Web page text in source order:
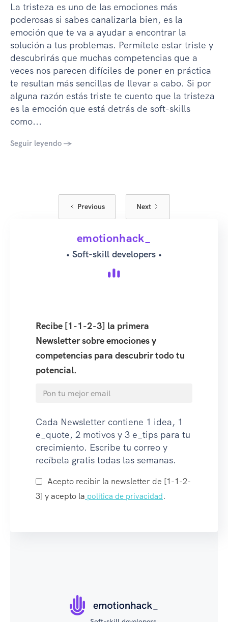
La tristeza es uno de las emociones más
poderosas si sabes canalizarla bien, es la
emoción que te va a ayudar a encontrar la
solución a tus problemas. Permítete estar triste y
descubrirás que muchas competencias que a
veces nos parecen difíciles de poner en práctica
te resultan más sencillas de llevar a cabo. Si por
alguna razón estás triste te cuento que la tristeza
es la emoción que está detrás de soft-skills
como...
Seguir leyendo →
Previous Next
emotionhack_
• Soft-skill developers •
Recibe [1-1-2-3] la primera
Newsletter sobre emociones y
competencias para descubrir todo tu
potencial.
Cada Newsletter contiene 1 idea, 1
e_quote, 2 motivos y 3 e_tips para tu
crecimiento. Escribe tu correo y
recíbela gratis todas las semanas.
Acepto recibir la newsletter de [1-1-2-
3] y acepto la política de privacidad.